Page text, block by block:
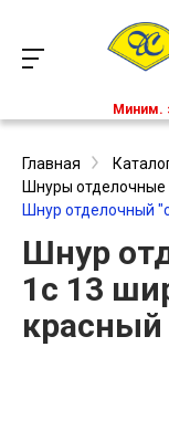
Миним.
Главная
Шнуры отделочные
Шнур отделочный
Шнур
1с 13
красный